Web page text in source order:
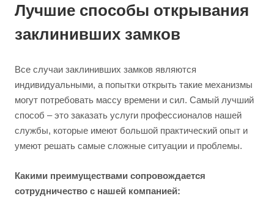
Лучшие способы открывания
заклинивших замков
Все случаи заклинивших замков являются
индивидуальными, а попытки открыть такие механизмы
могут потребовать массу времени и сил. Самый лучший
способ – это заказать услуги профессионалов нашей
службы, которые имеют большой практический опыт и
умеют решать самые сложные ситуации и проблемы.
Какими преимуществами сопровождается
сотрудничество с нашей компанией: